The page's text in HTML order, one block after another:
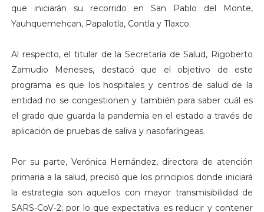
que iniciarán su recorrido en San Pablo del Monte,
Yauhquemehcan, Papalotla, Contla y Tlaxco.
Al respecto, el titular de la Secretaría de Salud, Rigoberto
Zamudio Meneses, destacó que el objetivo de este
programa es que los hospitales y centros de salud de la
entidad no se congestionen y también para saber cuál es
el grado que guarda la pandemia en el estado a través de
aplicación de pruebas de saliva y nasofaríngeas.
Por su parte, Verónica Hernández, directora de atención
primaria a la salud, precisó que los principios donde iniciará
la estrategia son aquellos con mayor transmisibilidad de
SARS-CoV-2; por lo que expectativa es reducir y contener